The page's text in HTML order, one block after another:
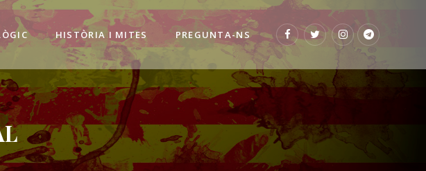
HISTÒRIA I MITES PREGUNTA-NS